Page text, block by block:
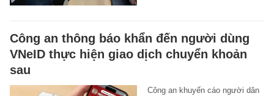
Công an thông báo khẩn đến người dùng
VNeID thực hiện giao dịch chuyển khoản
sau
Công an khuyến cáo người dân